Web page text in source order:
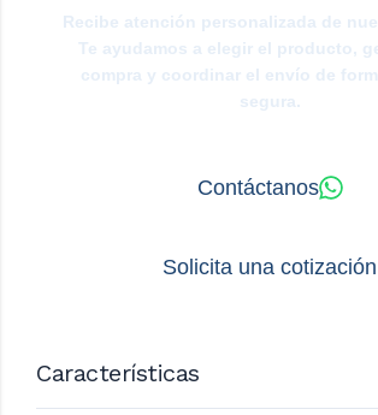
Recibe atención personalizada de
Te ayudamos a elegir el producto,
compra y coordinar el envío de
segura.
Contáctanos
Solicita una cotización
Características